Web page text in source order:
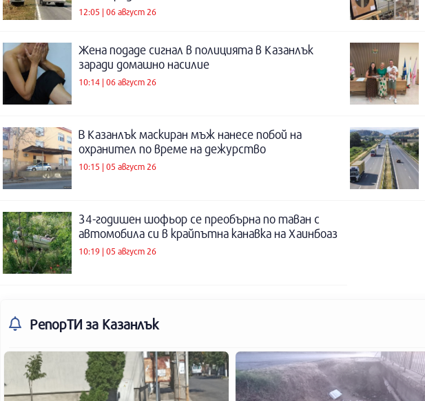
12:05 | 06 август 26
Жена подаде сигнал в полицията в Казанлък
заради домашно насилие
10:14 | 06 август 26
В Казанлък маскиран мъж нанесе побой на
охранител по време на дежурство
10:15 | 05 август 26
34-годишен шофьор се преобърна по таван с
автомобила си в крайпътна канавка на Хаинбоаз
10:19 | 05 август 26
РепорТИ за Казанлък